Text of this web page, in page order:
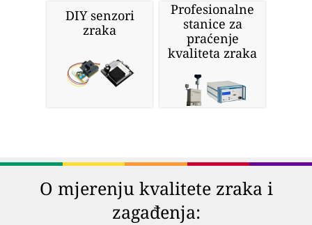
DIY senzori
zraka
Profesionalne
stanice za
praćenje
kvaliteta zraka
O mjerenju kvalitete zraka i
zagađenja: